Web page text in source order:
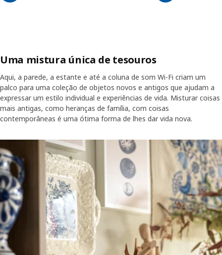
Uma mistura única de tesouros
Aqui, a parede, a estante e até a coluna de som Wi-Fi criam um
palco para uma coleção de objetos novos e antigos que ajudam a
expressar um estilo individual e experiências de vida. Misturar coisas
mais antigas, como heranças de família, com coisas
contemporâneas é uma ótima forma de lhes dar vida nova.